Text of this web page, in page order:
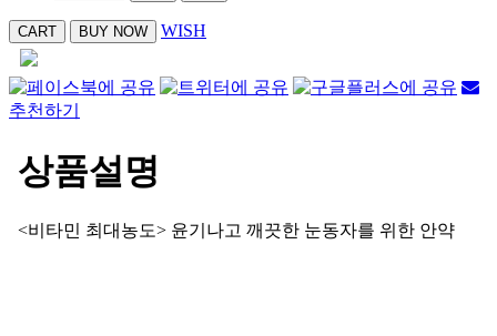
WISH
추천하기
상품설명
<비타민 최대농도> 윤기나고 깨끗한 눈동자를 위한 안약